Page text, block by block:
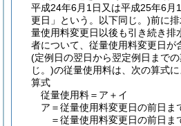
平成24年6月1日又は平成25年6月
更日」という。以下同じ。)前に
量使用料変更日以後も引き続き排
者について、従量使用料変更日が
(定例日の翌日から翌定例日まで
じ。)の従量使用料は、次の算式に
算式
従量使用料＝ア＋イ
ア＝従量使用料変更日の前日ま
＝従量使用料変更日の前日ま